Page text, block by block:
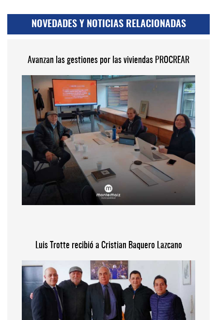
NOVEDADES Y NOTICIAS RELACIONADAS
Avanzan las gestiones por las viviendas PROCREAR
Luis Trotte recibió a Cristian Baquero Lazcano